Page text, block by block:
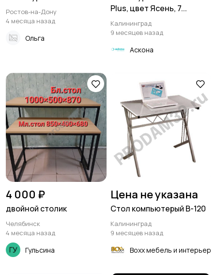
Ростов-на-Дону
4 месяца назад
Ольга
Plus, цвет Ясень, 7...
Калининград
9 месяцев назад
Аскона
4 000 ₽
двойной столик
Челябинск
4 месяца назад
Гульсина
Цена не указана
Стол компьютерый B-120
Калининград
9 месяцев назад
Boxx мебель и интерьер